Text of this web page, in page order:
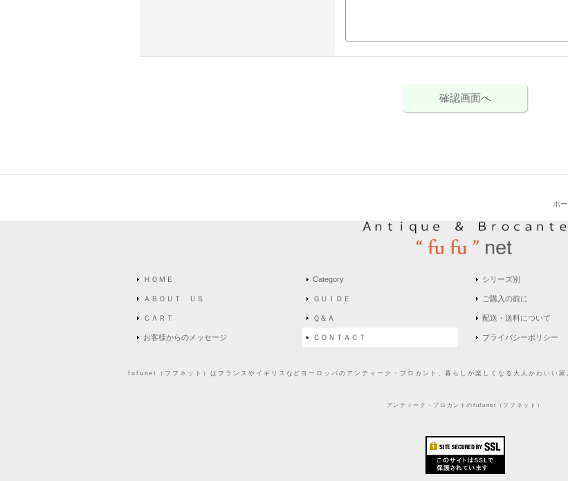
ホ
ＨＯＭＥ
ＡＢＯＵＴ ＵＳ
ＣＡＲＴ
お客様からのメッセージ
Category
ＧＵＩＤＥ
Ｑ＆Ａ
ＣＯＮＴＡＣＴ
シリーズ別
ご購入の前に
配送・送料について
プライバシーポリシー
fufunet（フフネット）はフランスやイギリスなどヨーロッパのアンティーク・ブロカント、暮らしが楽しくなる大人かわいい
アンティーク・ブロカントのfufunet（フフネット）